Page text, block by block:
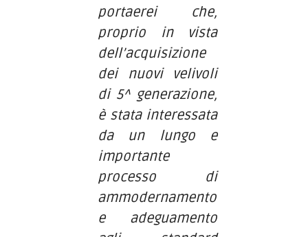
portaerei che,
proprio in vista
dell’acquisizione
dei nuovi velivoli
di 5^ generazione,
è stata interessata
da un lungo e
importante
processo di
ammodernamento
e adeguamento